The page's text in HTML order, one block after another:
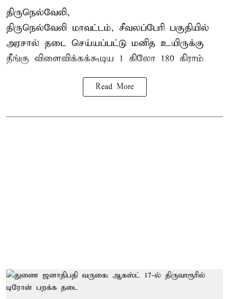
திருநெல்வேலி,
திருநெல்வேலி மாவட்டம், சீவலப்பேரி பகுதியில்
அரசால் தடை செய்யப்பட்டு மனித உயிருக்கு
தீங்கு விளைவிக்கக்கூடிய 1 கிலோ 180 கிராம்
Read More